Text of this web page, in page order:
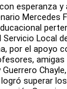
esperanza
Mercedes
Local
por el apoyo
superar